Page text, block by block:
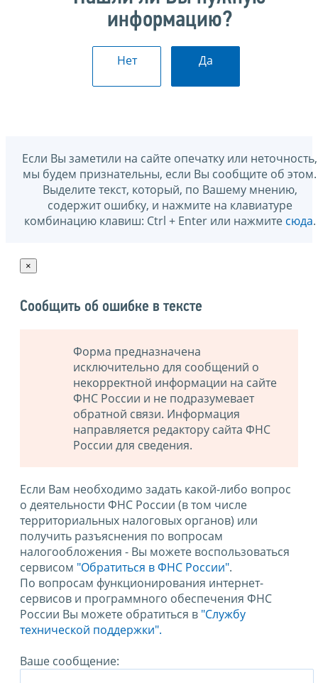
информацию?
Нет Да
Если Вы заметили на сайте опечатку или неточность,
мы будем признательны, если Вы сообщите об этом.
Выделите текст, который, по Вашему мнению,
содержит ошибку, и нажмите на клавиатуре
комбинацию клавиш: Ctrl + Enter или нажмите сюда.
×
Сообщить об ошибке в тексте
Форма предназначена
исключительно для сообщений о
некорректной информации на сайте
ФНС России и не подразумевает
обратной связи. Информация
направляется редактору сайта ФНС
России для сведения.
Если Вам необходимо задать какой-либо вопрос
о деятельности ФНС России (в том числе
территориальных налоговых органов) или
получить разъяснения по вопросам
налогообложения - Вы можете воспользоваться
сервисом "Обратиться в ФНС России".
По вопросам функционирования интернет-
сервисов и программного обеспечения ФНС
России Вы можете обратиться в "Службу
технической поддержки".
Ваше сообщение: